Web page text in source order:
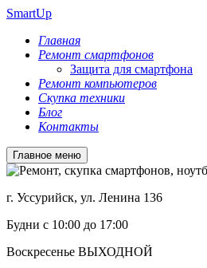
SmartUp
Главная
Ремонт смартфонов
Защита для смартфона
Ремонт компьютеров
Cкупка техники
Блог
Контакты
Главное меню
г. Уссурийск, ул. Ленина 136
Будни с 10:00 до 17:00
Воскресенье ВЫХОДНОЙ